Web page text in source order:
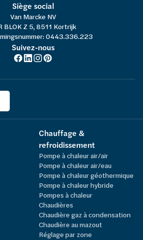
Siège social
Van Marcke NV
BLOK Z 5, 8511 Kortrijk
0443.336.223
Suivez-nous
Chauffage &
refroidissement
Pompe à chaleur air/air
Pompe à chaleur air/eau
Pompe à chaleur géothermique
Pompe à chaleur hybride
Pompes à chaleur
Chaudières
Chaudière gaz à condensation
Chaudière au mazout
Réglage par zone